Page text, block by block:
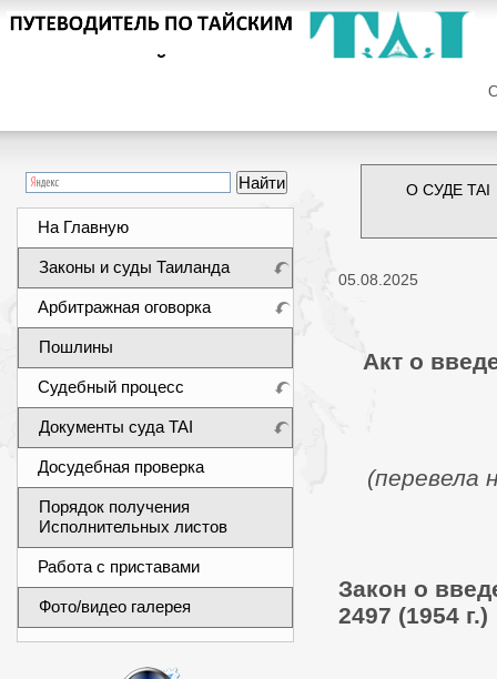
На Главную
Законы и суды Таиланда
Арбитражная оговорка
Пошлины
Судебный процесс
Документы суда TAI
Досудебная проверка
Порядок получения
Исполнительных листов
Работа с приставами
Фото/видео галерея
О СУДЕ TAI
05.08.2025
Акт о
(перевела
Закон о
2497 (1954 г.)